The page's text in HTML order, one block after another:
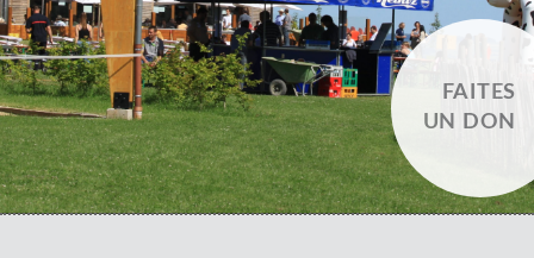
FAITES
UN DON